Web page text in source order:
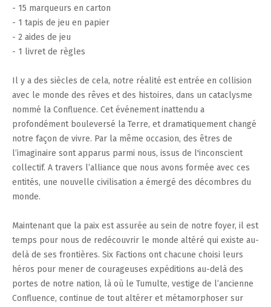
- 15 marqueurs en carton
- 1 tapis de jeu en papier
- 2 aides de jeu
- 1 livret de règles
Il y a des siècles de cela, notre réalité est entrée en collision
avec le monde des rêves et des histoires, dans un cataclysme
nommé la Confluence. Cet événement inattendu a
profondément bouleversé la Terre, et dramatiquement changé
notre façon de vivre. Par la même occasion, des êtres de
l’imaginaire sont apparus parmi nous, issus de l'inconscient
collectif. A travers l’alliance que nous avons formée avec ces
entités, une nouvelle civilisation a émergé des décombres du
monde.
Maintenant que la paix est assurée au sein de notre foyer, il est
temps pour nous de redécouvrir le monde altéré qui existe au-
delà de ses frontières. Six Factions ont chacune choisi leurs
héros pour mener de courageuses expéditions au-delà des
portes de notre nation, là où le Tumulte, vestige de l’ancienne
Confluence, continue de tout altérer et métamorphoser sur